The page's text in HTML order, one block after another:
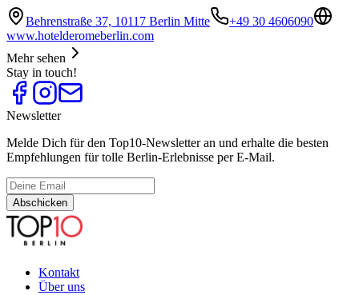
Behrenstraße 37, 10117 Berlin Mitte
+49 30 4606090
www.hotelderomeberlin.com
Mehr sehen
Stay in touch!
Newsletter
Melde Dich für den Top10-Newsletter an und erhalte die besten
Empfehlungen für tolle Berlin-Erlebnisse per E-Mail.
Abschicken
Kontakt
Über uns